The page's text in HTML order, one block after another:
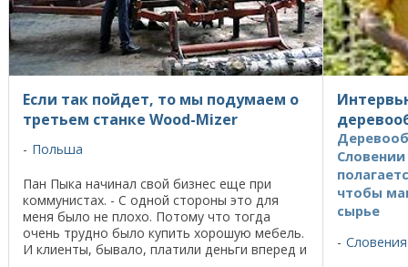
Если так пойдет, то мы подумаем о
третьем станке Wood-Mizer
Польша
Пан Пыка начинал свой бизнес еще при
коммунистах. - С одной стороны это для
меня было не плохо. Потому что тогда
очень трудно было купить хорошую мебель.
И клиенты, бывало, платили деньги вперед и
Словении
чтобы
сырье
Словения